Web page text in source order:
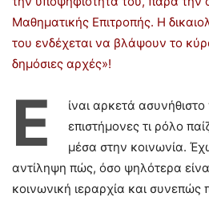
Μαθηματικής Επιτροπής. Η
του ενδέχεται να βλάψουν το
δημόσιες αρχές»!
Ε
ίναι αρκετά
επιστήμονες τι ρόλο
μέσα στην κοινωνία.
αντίληψη πώς, όσο ψηλότερα
κοινωνική ιεραρχία και συνεπώς